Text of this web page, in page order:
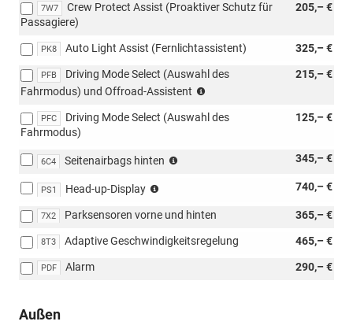
PTB/PTC/PAP/PAW
7W7 205,– €
Crew Protect Assist (Proaktiver Schutz für
Passagiere)
PK8 325,– €
Auto Light Assist (Fernlichtassistent)
PFB 215,– €
Driving Mode Select (Auswahl des
Fahrmodus) und Offroad-Assistent
4x4)
PFC 125,– €
Driving Mode Select (Auswahl des
Fahrmodus)
6C4 345,– €
Seitenairbags hinten
PS1 740,– €
Head-up-Display
PAW/PAP
nicht
7X2 365,– €
Parksensoren vorne und hinten
8T3 465,– €
Adaptive Geschwindigkeitsregelung
PDF 290,– €
Alarm
Außen